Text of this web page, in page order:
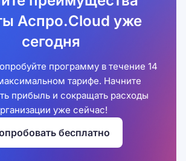
Аспро.Cloud уже
сегодня
программу в течение 14
тарифе. Начните
прибыль и сокращать расходы
уже сейчас!
бесплатно